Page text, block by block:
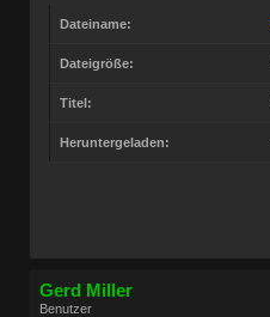
Dateiname:
Dateigröße:
Titel:
Heruntergeladen:
Gerd Miller
Benutzer